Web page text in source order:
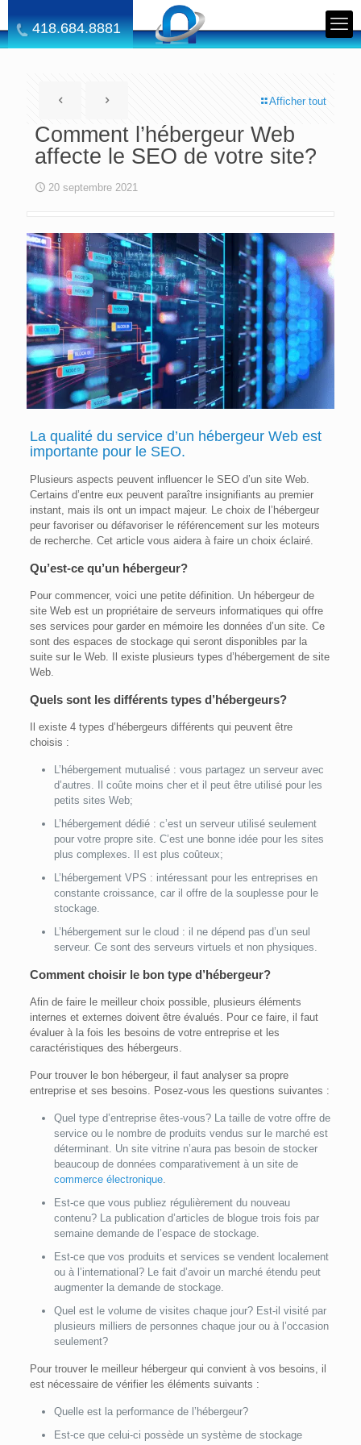
418.684.8881
Afficher tout
Comment l’hébergeur Web
affecte le SEO de votre site?
20 septembre 2021
La qualité du service d’un hébergeur Web est
importante pour le SEO.
Plusieurs aspects peuvent influencer le SEO d’un site Web.
Certains d’entre eux peuvent paraître insignifiants au premier
instant, mais ils ont un impact majeur. Le choix de l’hébergeur
peur favoriser ou défavoriser le référencement sur les moteurs
de recherche. Cet article vous aidera à faire un choix éclairé.
Qu’est-ce qu’un hébergeur?
Pour commencer, voici une petite définition. Un hébergeur de
site Web est un propriétaire de serveurs informatiques qui offre
ses services pour garder en mémoire les données d’un site. Ce
sont des espaces de stockage qui seront disponibles par la
suite sur le Web. Il existe plusieurs types d’hébergement de site
Web.
Quels sont les différents types d’hébergeurs?
Il existe 4 types d’hébergeurs différents qui peuvent être
choisis :
L’hébergement mutualisé : vous partagez un serveur avec
d’autres. Il coûte moins cher et il peut être utilisé pour les
petits sites Web;
L’hébergement dédié : c’est un serveur utilisé seulement
pour votre propre site. C’est une bonne idée pour les sites
plus complexes. Il est plus coûteux;
L’hébergement VPS : intéressant pour les entreprises en
constante croissance, car il offre de la souplesse pour le
stockage.
L’hébergement sur le cloud : il ne dépend pas d’un seul
serveur. Ce sont des serveurs virtuels et non physiques.
Comment choisir le bon type d’hébergeur?
Afin de faire le meilleur choix possible, plusieurs éléments
internes et externes doivent être évalués. Pour ce faire, il faut
évaluer à la fois les besoins de votre entreprise et les
caractéristiques des hébergeurs.
Pour trouver le bon hébergeur, il faut analyser sa propre
entreprise et ses besoins. Posez-vous les questions suivantes :
Quel type d’entreprise êtes-vous? La taille de votre offre de
service ou le nombre de produits vendus sur le marché est
déterminant. Un site vitrine n’aura pas besoin de stocker
beaucoup de données comparativement à un site de
commerce électronique.
Est-ce que vous publiez régulièrement du nouveau
contenu? La publication d’articles de blogue trois fois par
semaine demande de l’espace de stockage.
Est-ce que vos produits et services se vendent localement
ou à l’international? Le fait d’avoir un marché étendu peut
augmenter la demande de stockage.
Quel est le volume de visites chaque jour? Est-il visité par
plusieurs milliers de personnes chaque jour ou à l’occasion
seulement?
Pour trouver le meilleur hébergeur qui convient à vos besoins, il
est nécessaire de vérifier les éléments suivants :
Quelle est la performance de l’hébergeur?
Est-ce que celui-ci possède un système de stockage